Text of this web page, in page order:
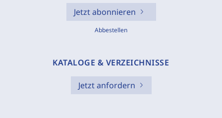
Jetzt abonnieren
Abbestellen
KATALOGE & VERZEICHNISSE
Jetzt anfordern